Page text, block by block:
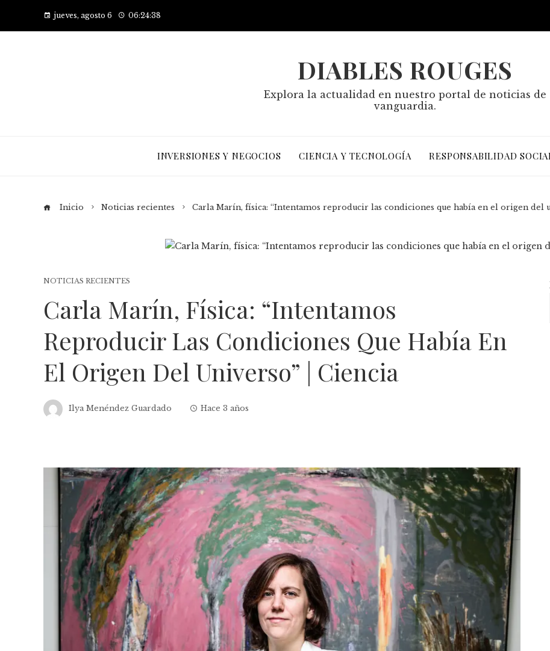
jueves, agosto 6 06:24:39
DIABLES ROUGES
Explora la actualidad en nuestro portal de noticias de
vanguardia.
INVERSIONES Y NEGOCIOS CIENCIA Y TECNOLOGÍA RESPONSABILIDAD
Inicio Noticias recientes Carla Marín, física: “Intentamos reproducir las condiciones que había en el origen del
NOTICIAS RECIENTES
Carla Marín, Física: “Intentamos
Reproducir Las Condiciones Que Había En
El Origen Del Universo” | Ciencia
Ilya Menéndez Guardado Hace 3 años